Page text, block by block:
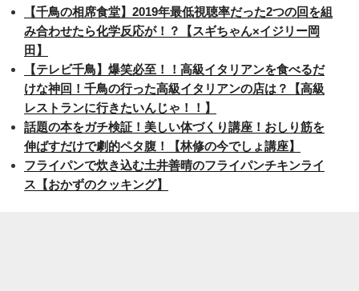
【千鳥の相席食堂】2019年最低視聴率だった2つの回を組
み合わせたら化学反応が！？【スギちゃん×イジリー岡
田】
【テレビ千鳥】爆笑必至！！高級イタリアンを食べるだ
けな神回！千鳥の行った高級イタリアンの店は？【高級
レストランに行きたいんじゃ！！】
話題の本をガチ検証！美しい体づくり講座！おしり筋を
伸ばすだけで劇的ペタ腹！【林修の今でしょ講座】
フライパンで炊き込む土井善晴のフライパンチキンライ
ス【おかずのクッキング】